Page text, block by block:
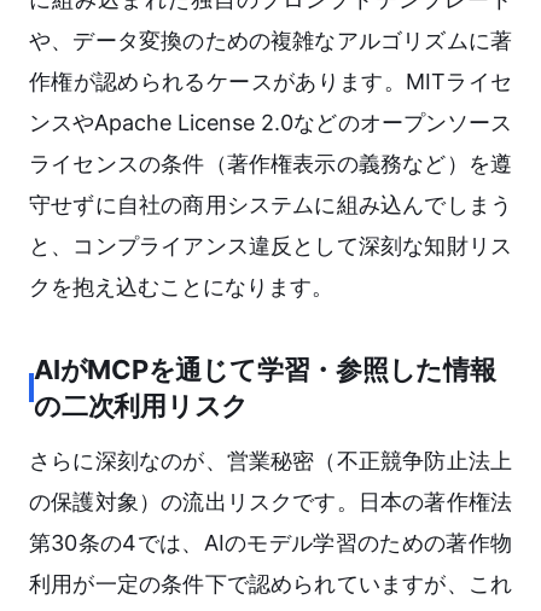
や、データ変換のための複雑なアルゴリズムに著
作権が認められるケースがあります。MITライセ
ンスやApache License 2.0などのオープンソース
ライセンスの条件（著作権表示の義務など）を遵
守せずに自社の商用システムに組み込んでしまう
と、コンプライアンス違反として深刻な知財リス
クを抱え込むことになります。
AIがMCPを通じて学習・参照した情報
の二次利用リスク
さらに深刻なのが、営業秘密（不正競争防止法上
の保護対象）の流出リスクです。日本の著作権法
第30条の4では、AIのモデル学習のための著作物
利用が一定の条件下で認められていますが、これ